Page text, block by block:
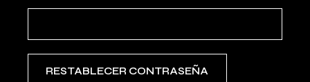
RESTABLECER CONTRASEÑA